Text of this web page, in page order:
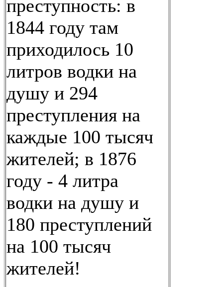
преступность: в
1844 году там
приходилось 10
литров водки на
душу и 294
преступления на
каждые 100 тысяч
жителей; в 1876
году - 4 литра
водки на душу и
180 преступлений
на 100 тысяч
жителей!